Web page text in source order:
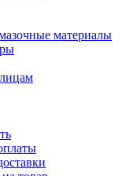
материалы